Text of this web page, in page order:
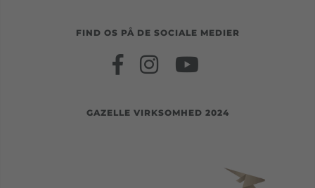
FIND OS PÅ DE SOCIALE MEDIER
GAZELLE VIRKSOMHED 2024